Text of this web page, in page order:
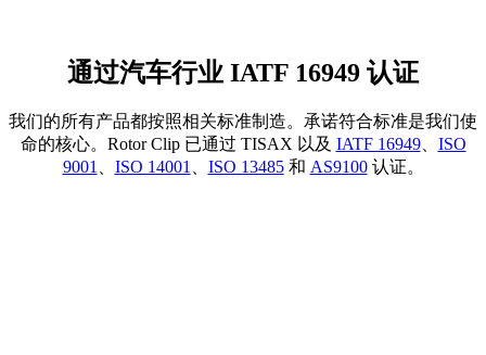
通过汽车行业 IATF 16949 认证
我们的所有产品都按照相关标准制造。承诺符合标准是我们使
命的核心。Rotor Clip 已通过 TISAX 以及 IATF 16949、 ISO
9001、 ISO 14001、 ISO 13485和 AS9100认证。